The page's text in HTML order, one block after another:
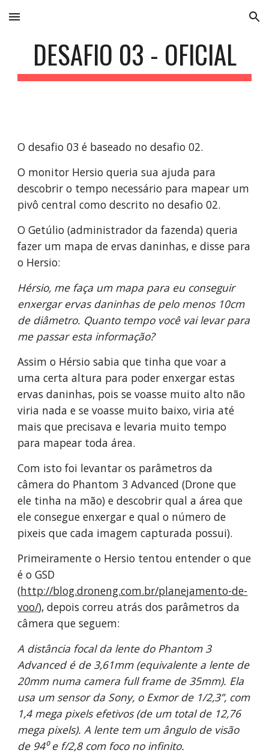
Skip to main content Skip to navigation
DESAFIO 03 - OFICIAL
O desafio 03 é baseado no desafio 02.
O monitor Hersio queria sua ajuda para
descobrir o tempo necessário para mapear um
pivô central como descrito no desafio 02.
O Getúlio (administrador da fazenda) queria
fazer um mapa de ervas daninhas, e disse para
o Hersio:
Hérsio, me faça um mapa para eu conseguir
enxergar ervas daninhas de pelo menos 10cm
de diâmetro. Quanto tempo você vai levar para
me passar esta informação?
Assim o Hérsio sabia que tinha que voar a
uma certa altura para poder enxergar estas
ervas daninhas, pois se voasse muito alto não
viria nada e se voasse muito baixo, viria até
mais que precisava e levaria muito tempo
para mapear toda área.
Com isto foi levantar os parâmetros da
câmera do Phantom 3 Advanced (Drone que
ele tinha na mão) e descobrir qual a área que
ele consegue enxergar e qual o número de
pixeis que cada imagem capturada possui).
Primeiramente o Hersio tentou entender o que
é o GSD
(http://blog.droneng.com.br/planejamento-de-
voo/), depois correu atrás dos parâmetros da
câmera que seguem:
A distância focal da lente do Phantom 3
Advanced é de 3,61mm (equivalente a lente de
20mm numa camera full frame de 35mm). Ela
usa um sensor da Sony, o Exmor de 1/2,3”, com
1,4 mega pixels efetivos (de um total de 12,76
mega pixels). A lente tem um ângulo de visão
de 94⁰ e f/2,8 com foco no infinito.